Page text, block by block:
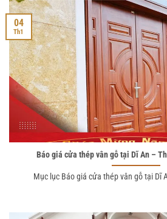
Báo giá cửa thép vân gỗ tại Dĩ An –
Mục lục Báo giá cửa thép vân gỗ tại Dĩ
04
Th1